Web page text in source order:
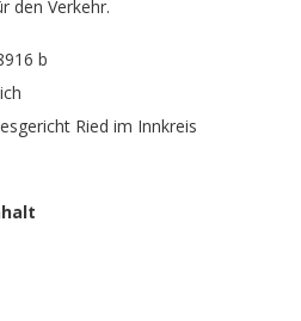
den Verkehr.
b
Ried im Innkreis